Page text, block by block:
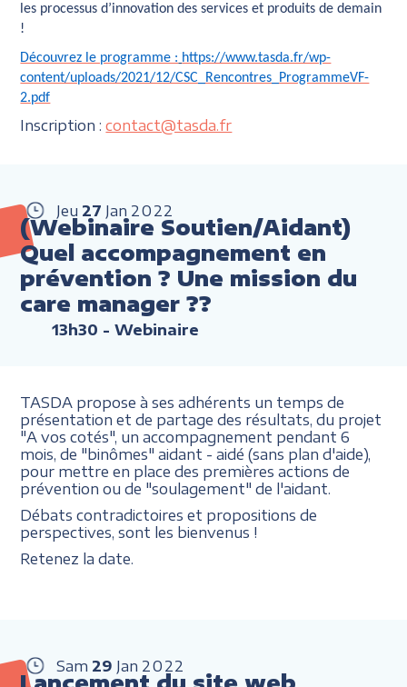
les processus d’innovation des services et produits de demain
!
Découvrez le programme : https://www.tasda.fr/wp-
content/uploads/2021/12/CSC_Rencontres_ProgrammeVF-
2.pdf
Inscription :contact@tasda.fr
Jeu 27 Jan 2022
(Webinaire Soutien/Aidant)
Quel accompagnement en
prévention ? Une mission du
care manager ??
13h30 - Webinaire
TASDA propose à ses adhérents un temps de
présentation et de partage des résultats, du projet
"A vos cotés", un accompagnement pendant 6
mois, de "binômes" aidant - aidé (sans plan d'aide),
pour mettre en place des premières actions de
prévention ou de "soulagement" de l'aidant.
Débats contradictoires et propositions de
perspectives, sont les bienvenus !
Retenez la date.
Sam 29 Jan 2022